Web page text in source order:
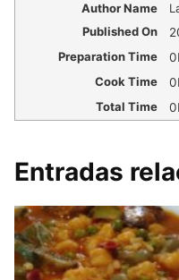
Author Name
Published On
Preparation Time
Cook Time
Total Time
Entradas